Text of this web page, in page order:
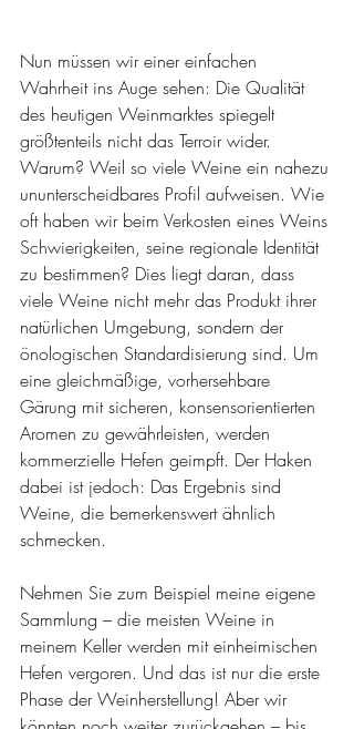
Nun müssen wir einer einfachen
Wahrheit ins Auge sehen: Die Qualität
des heutigen Weinmarktes spiegelt
größtenteils nicht das Terroir wider.
Warum? Weil so viele Weine ein nahezu
ununterscheidbares Profil aufweisen. Wie
oft haben wir beim Verkosten eines Weins
Schwierigkeiten, seine regionale Identität
zu bestimmen? Dies liegt daran, dass
viele Weine nicht mehr das Produkt ihrer
natürlichen Umgebung, sondern der
önologischen Standardisierung sind. Um
eine gleichmäßige, vorhersehbare
Gärung mit sicheren, konsensorientierten
Aromen zu gewährleisten, werden
kommerzielle Hefen geimpft. Der Haken
dabei ist jedoch: Das Ergebnis sind
Weine, die bemerkenswert ähnlich
schmecken.
Nehmen Sie zum Beispiel meine eigene
Sammlung – die meisten Weine in
meinem Keller werden mit einheimischen
Hefen vergoren. Und das ist nur die erste
Phase der Weinherstellung! Aber wir